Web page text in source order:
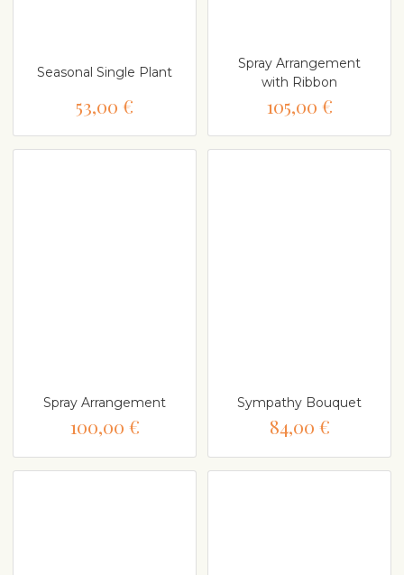
Seasonal Single Plant
53,00 €
Spray Arrangement
with Ribbon
105,00 €
Spray Arrangement
100,00 €
Sympathy Bouquet
84,00 €